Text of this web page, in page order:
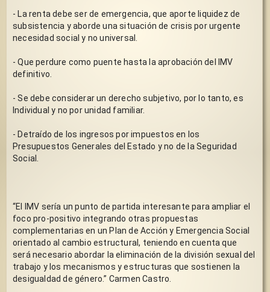
- La renta debe ser de emergencia, que aporte liquidez de
subsistencia y aborde una situación de crisis por urgente
necesidad social y no universal.
- Que perdure como puente hasta la aprobación del IMV
definitivo.
- Se debe considerar un derecho subjetivo, por lo tanto, es
Individual y no por unidad familiar.
- Detraído de los ingresos por impuestos en los
Presupuestos Generales del Estado y no de la Seguridad
Social.
“El IMV sería un punto de partida interesante para ampliar el
foco pro-positivo integrando otras propuestas
complementarias en un Plan de Acción y Emergencia Social
orientado al cambio estructural, teniendo en cuenta que
será necesario abordar la eliminación de la división sexual del
trabajo y los mecanismos y estructuras que sostienen la
desigualdad de género.” Carmen Castro.